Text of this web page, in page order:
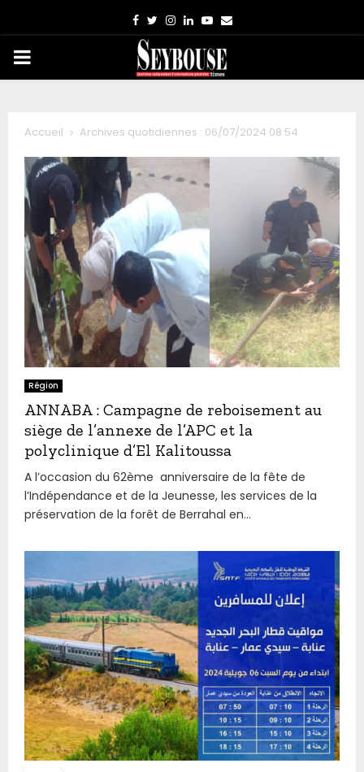
Facebook
TwitterInstagram
LinkedinYoutube
Email
PRIMARY
Accueil Archives quotidiennes : 06/07/2024 08:54
Région
ANNABA : Campagne de reboisement au
siège de l’annexe de l’APC et la
polyclinique d’El Kalitoussa
A l’occasion du 62ème anniversaire de la fête de
l’Indépendance et de la Jeunesse, les services de la
préservation de la forêt de Berrahal en...